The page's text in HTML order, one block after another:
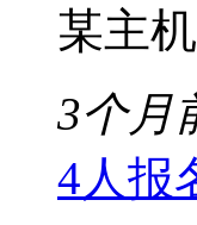
某主
3个月
4人报